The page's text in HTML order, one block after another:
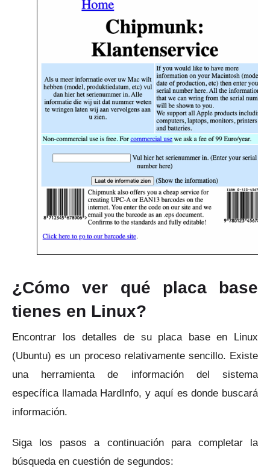
¿Cómo ver qué placa base
tienes en Linux?
Encontrar los detalles de su placa base en Linux
(Ubuntu) es un proceso relativamente sencillo. Existe
una herramienta de información del sistema
específica llamada HardInfo, y aquí es donde buscará
información.
Siga los pasos a continuación para completar la
búsqueda en cuestión de segundos: